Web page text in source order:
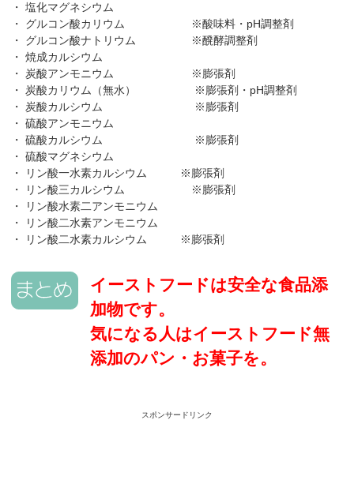
・ 塩化マグネシウム
・ グルコン酸カリウム ※酸味料・pH調整剤
・ グルコン酸ナトリウム ※醗酵調整剤
・ 焼成カルシウム
・ 炭酸アンモニウム ※膨張剤
・ 炭酸カリウム（無水） ※膨張剤・pH調整剤
・ 炭酸カルシウム ※膨張剤
・ 硫酸アンモニウム
・ 硫酸カルシウム ※膨張剤
・ 硫酸マグネシウム
・ リン酸一水素カルシウム ※膨張剤
・ リン酸三カルシウム ※膨張剤
・ リン酸水素二アンモニウム
・ リン酸二水素アンモニウム
・ リン酸二水素カルシウム ※膨張剤
イーストフードは安全な食品添
加物です。
気になる人はイーストフード無
添加のパン・お菓子を。
スポンサードリンク